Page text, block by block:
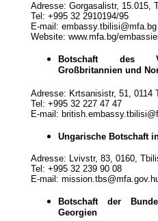
Adresse: Gorgasalistr, 15.015,
Tel: +995 32 2910194/95
E-mail: embassy.tbilisi@mfa.bg
Website: www.mfa.bg/
Botschaft des
Großbritannien und
Adresse: Krtsanisistr, 51, 0114
Tel: +995 32 227 47 47
E-mail:
Ungarische Botschaft
Adresse: Lvivstr, 83, 0160,
Tel: +995 32 239 90 08
E-mail:
Botschaft der
Georgien